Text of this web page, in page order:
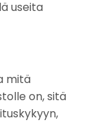
useita
mitä
on, sitä